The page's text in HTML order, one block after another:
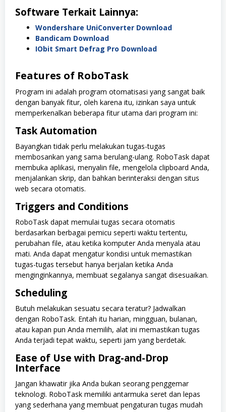
Software Terkait Lainnya:
Wondershare UniConverter Download
Bandicam Download
IObit Smart Defrag Pro Download
Features of RoboTask
Program ini adalah program otomatisasi yang sangat baik
dengan banyak fitur, oleh karena itu, izinkan saya untuk
memperkenalkan beberapa fitur utama dari program ini:
Task Automation
Bayangkan tidak perlu melakukan tugas-tugas
membosankan yang sama berulang-ulang. RoboTask dapat
membuka aplikasi, menyalin file, mengelola clipboard Anda,
menjalankan skrip, dan bahkan berinteraksi dengan situs
web secara otomatis.
Triggers and Conditions
RoboTask dapat memulai tugas secara otomatis
berdasarkan berbagai pemicu seperti waktu tertentu,
perubahan file, atau ketika komputer Anda menyala atau
mati. Anda dapat mengatur kondisi untuk memastikan
tugas-tugas tersebut hanya berjalan ketika Anda
menginginkannya, membuat segalanya sangat disesuaikan.
Scheduling
Butuh melakukan sesuatu secara teratur? Jadwalkan
dengan RoboTask. Entah itu harian, mingguan, bulanan,
atau kapan pun Anda memilih, alat ini memastikan tugas
Anda terjadi tepat waktu, seperti jam yang berdetak.
Ease of Use with Drag-and-Drop
Interface
Jangan khawatir jika Anda bukan seorang penggemar
teknologi. RoboTask memiliki antarmuka seret dan lepas
yang sederhana yang membuat pengaturan tugas mudah